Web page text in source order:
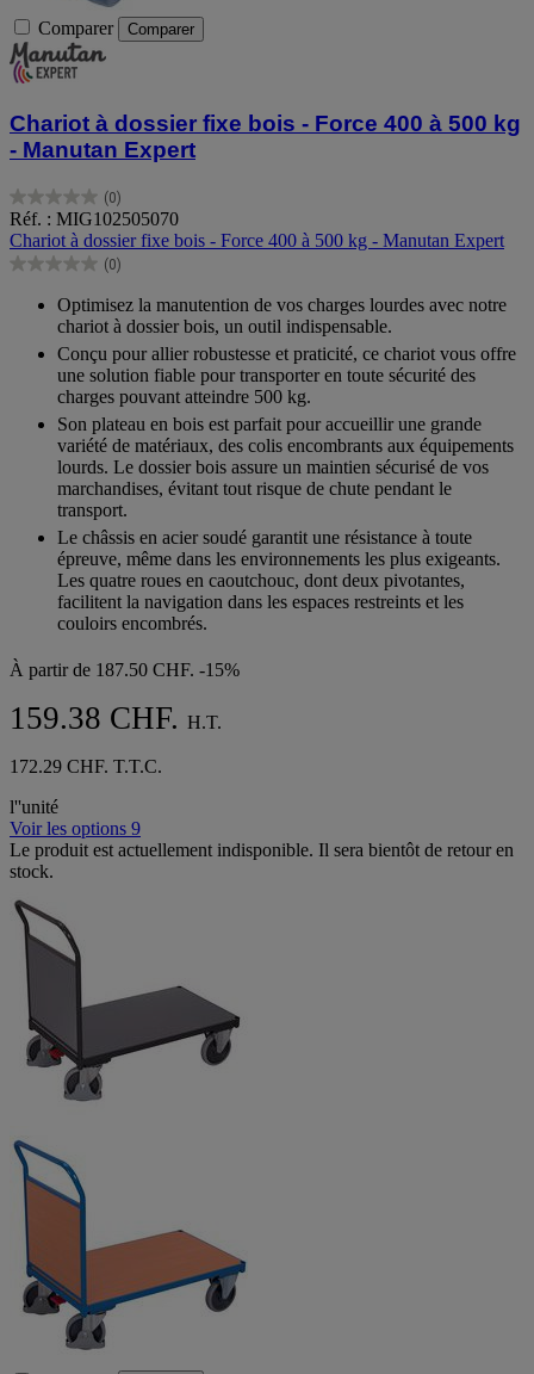
Comparer Comparer
Chariot à dossier fixe bois - Force 400 à 500 kg
- Manutan Expert
(0)
0.0
sur
5
étoiles.
Réf. : MIG102505070
Chariot à dossier fixe bois - Force 400 à 500 kg - Manutan Expert
(0)
0.0
étoiles.
Optimisez la manutention de vos charges lourdes avec notre
chariot à dossier bois, un outil indispensable.
Conçu pour allier robustesse et praticité, ce chariot vous offre
une solution fiable pour transporter en toute sécurité des
charges pouvant atteindre 500 kg.
Son plateau en bois est parfait pour accueillir une grande
variété de matériaux, des colis encombrants aux équipements
lourds. Le dossier bois assure un maintien sécurisé de vos
marchandises, évitant tout risque de chute pendant le
transport.
Le châssis en acier soudé garantit une résistance à toute
épreuve, même dans les environnements les plus exigeants.
Les quatre roues en caoutchouc, dont deux pivotantes,
facilitent la navigation dans les espaces restreints et les
couloirs encombrés.
À partir de 187.50 CHF. -15%
159.38 CHF. H.T.
172.29 CHF. T.T.C.
l''unité
Voir les options 9
Le produit est actuellement indisponible. Il sera bientôt de retour en
stock.